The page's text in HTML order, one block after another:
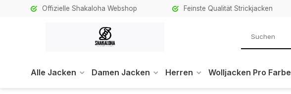
Offizielle Shakaloha Webshop Feinste Qualität Strickjacken
Alle Jacken Damen Jacken Herren Wolljacken Pro Farbe